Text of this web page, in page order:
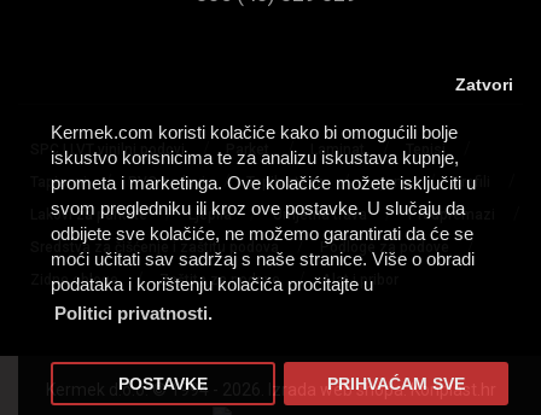
Kermek.com koristi kolačiće kako bi omogućili bolje
iskustvo korisnicima te za analizu iskustava kupnje,
prometa i marketinga. Ove kolačiće možete isključiti u
svom pregledniku ili kroz ove postavke. U slučaju da
odbijete sve kolačiće, ne možemo garantirati da će se
moći učitati sav sadržaj s naše stranice. Više o obradi
podataka i korištenju kolačića pročitajte u
Politici privatnosti.
Zatvori
POSTAVKE PRIHVAĆAM SVE
SPC I LVT vinilni podovi / Laminat / Tepisi
Tapisoni / PVC podovi / Tepih staze / Lajsne / Profili
Lakovi za parkete / Ljepila / Umjetna trava / Predpremazi
Sredstva za čišćenje i zaštitu podova / Podloge za podove /
Zidne obloge / Zaštita za podove / Alat i pribor
Kermek d.o.o. © 1994 - 2026. Izrada web shopa:Konplast.hr